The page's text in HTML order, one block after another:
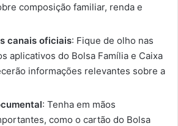
composição familiar, renda e
canais oficiais: Fique de olho nas
aplicativos do Bolsa Família e Caixa
informações relevantes sobre a
: Tenha em mãos
como o cartão do Bolsa